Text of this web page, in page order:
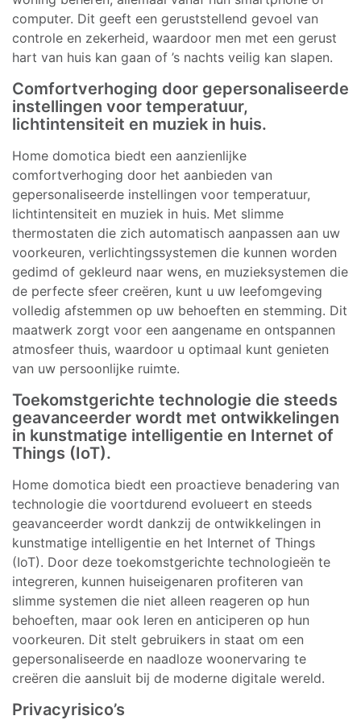
computer. Dit geeft een geruststellend gevoel van
controle en zekerheid, waardoor men met een gerust
hart van huis kan gaan of ’s nachts veilig kan slapen.
Comfortverhoging door gepersonaliseerde
instellingen voor temperatuur,
lichtintensiteit en muziek in huis.
Home domotica biedt een aanzienlijke
comfortverhoging door het aanbieden van
gepersonaliseerde instellingen voor temperatuur,
lichtintensiteit en muziek in huis. Met slimme
thermostaten die zich automatisch aanpassen aan uw
voorkeuren, verlichtingssystemen die kunnen worden
gedimd of gekleurd naar wens, en muzieksystemen die
de perfecte sfeer creëren, kunt u uw leefomgeving
volledig afstemmen op uw behoeften en stemming. Dit
maatwerk zorgt voor een aangename en ontspannen
atmosfeer thuis, waardoor u optimaal kunt genieten
van uw persoonlijke ruimte.
Toekomstgerichte technologie die steeds
geavanceerder wordt met ontwikkelingen
in kunstmatige intelligentie en Internet of
Things (IoT).
Home domotica biedt een proactieve benadering van
technologie die voortdurend evolueert en steeds
geavanceerder wordt dankzij de ontwikkelingen in
kunstmatige intelligentie en het Internet of Things
(IoT). Door deze toekomstgerichte technologieën te
integreren, kunnen huiseigenaren profiteren van
slimme systemen die niet alleen reageren op hun
behoeften, maar ook leren en anticiperen op hun
voorkeuren. Dit stelt gebruikers in staat om een
gepersonaliseerde en naadloze woonervaring te
creëren die aansluit bij de moderne digitale wereld.
Privacyrisico’s